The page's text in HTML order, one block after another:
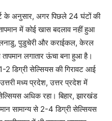
के अनुसार, अगर पिछले 24 घंटों की
में कोई खास बदलाव नहीं हुआ
पुडुचेरी और कराईकल, केरल
लगातार ऊंचा बना हुआ है।
2 डिग्री सेल्सियस की गिरावट आई
मध्य प्रदेश, उत्तर प्रदेश में
अधिक रहा। बिहार, झारखंड
सामान्य से 2-4 डिग्री सेल्सियस